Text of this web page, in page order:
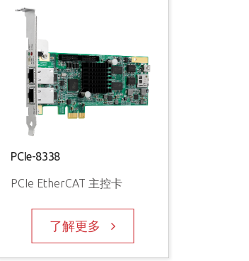
PCIe-8338
PCIe EtherCAT 主控卡
了解更多